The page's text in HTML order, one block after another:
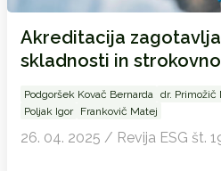
Akreditacija
skladnosti in
Podgoršek Kovač Bernarda dr. Primožič
Poljak Igor
Frankovič Matej
26. 04. 2025 / Revija ESG št.